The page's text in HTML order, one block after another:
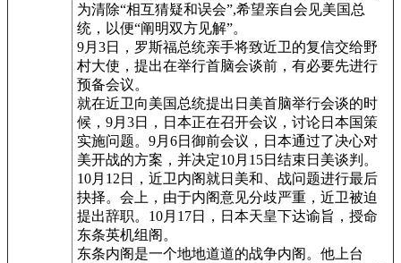
为清除“相互猜疑和误会”,希望亲自会见美国总
统，以便“阐明双方见解”。
9月3日，罗斯福总统亲手将致近卫的复信交给野
村大使，提出在举行首脑会谈前，有必要先进行
预备会议。
就在近卫向美国总统提出日美首脑举行会谈的时
候，9月3日，日本正在召开会议，讨论日本国策
实施问题。9月6日御前会议，日本通过了决心对
美开战的方案，并决定10月15日结束日美谈判。
10月12日，近卫内阁就日美和、战问题进行最后
抉择。会上，由于内阁意见分歧严重，近卫被迫
提出辞职。10月17日，日本天皇下达谕旨，授命
东条英机组阁。
东条内阁是一个地地道道的战争内阁。他上台